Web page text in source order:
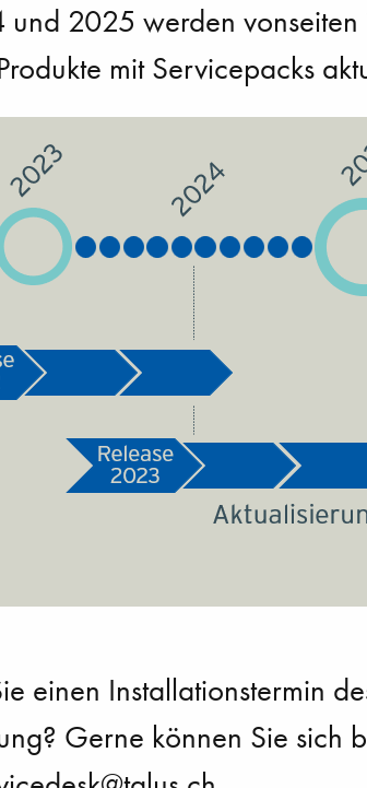
2025 werden vonseiten
mit Servicepacks
einen Installationstermin
Gerne können Sie sich